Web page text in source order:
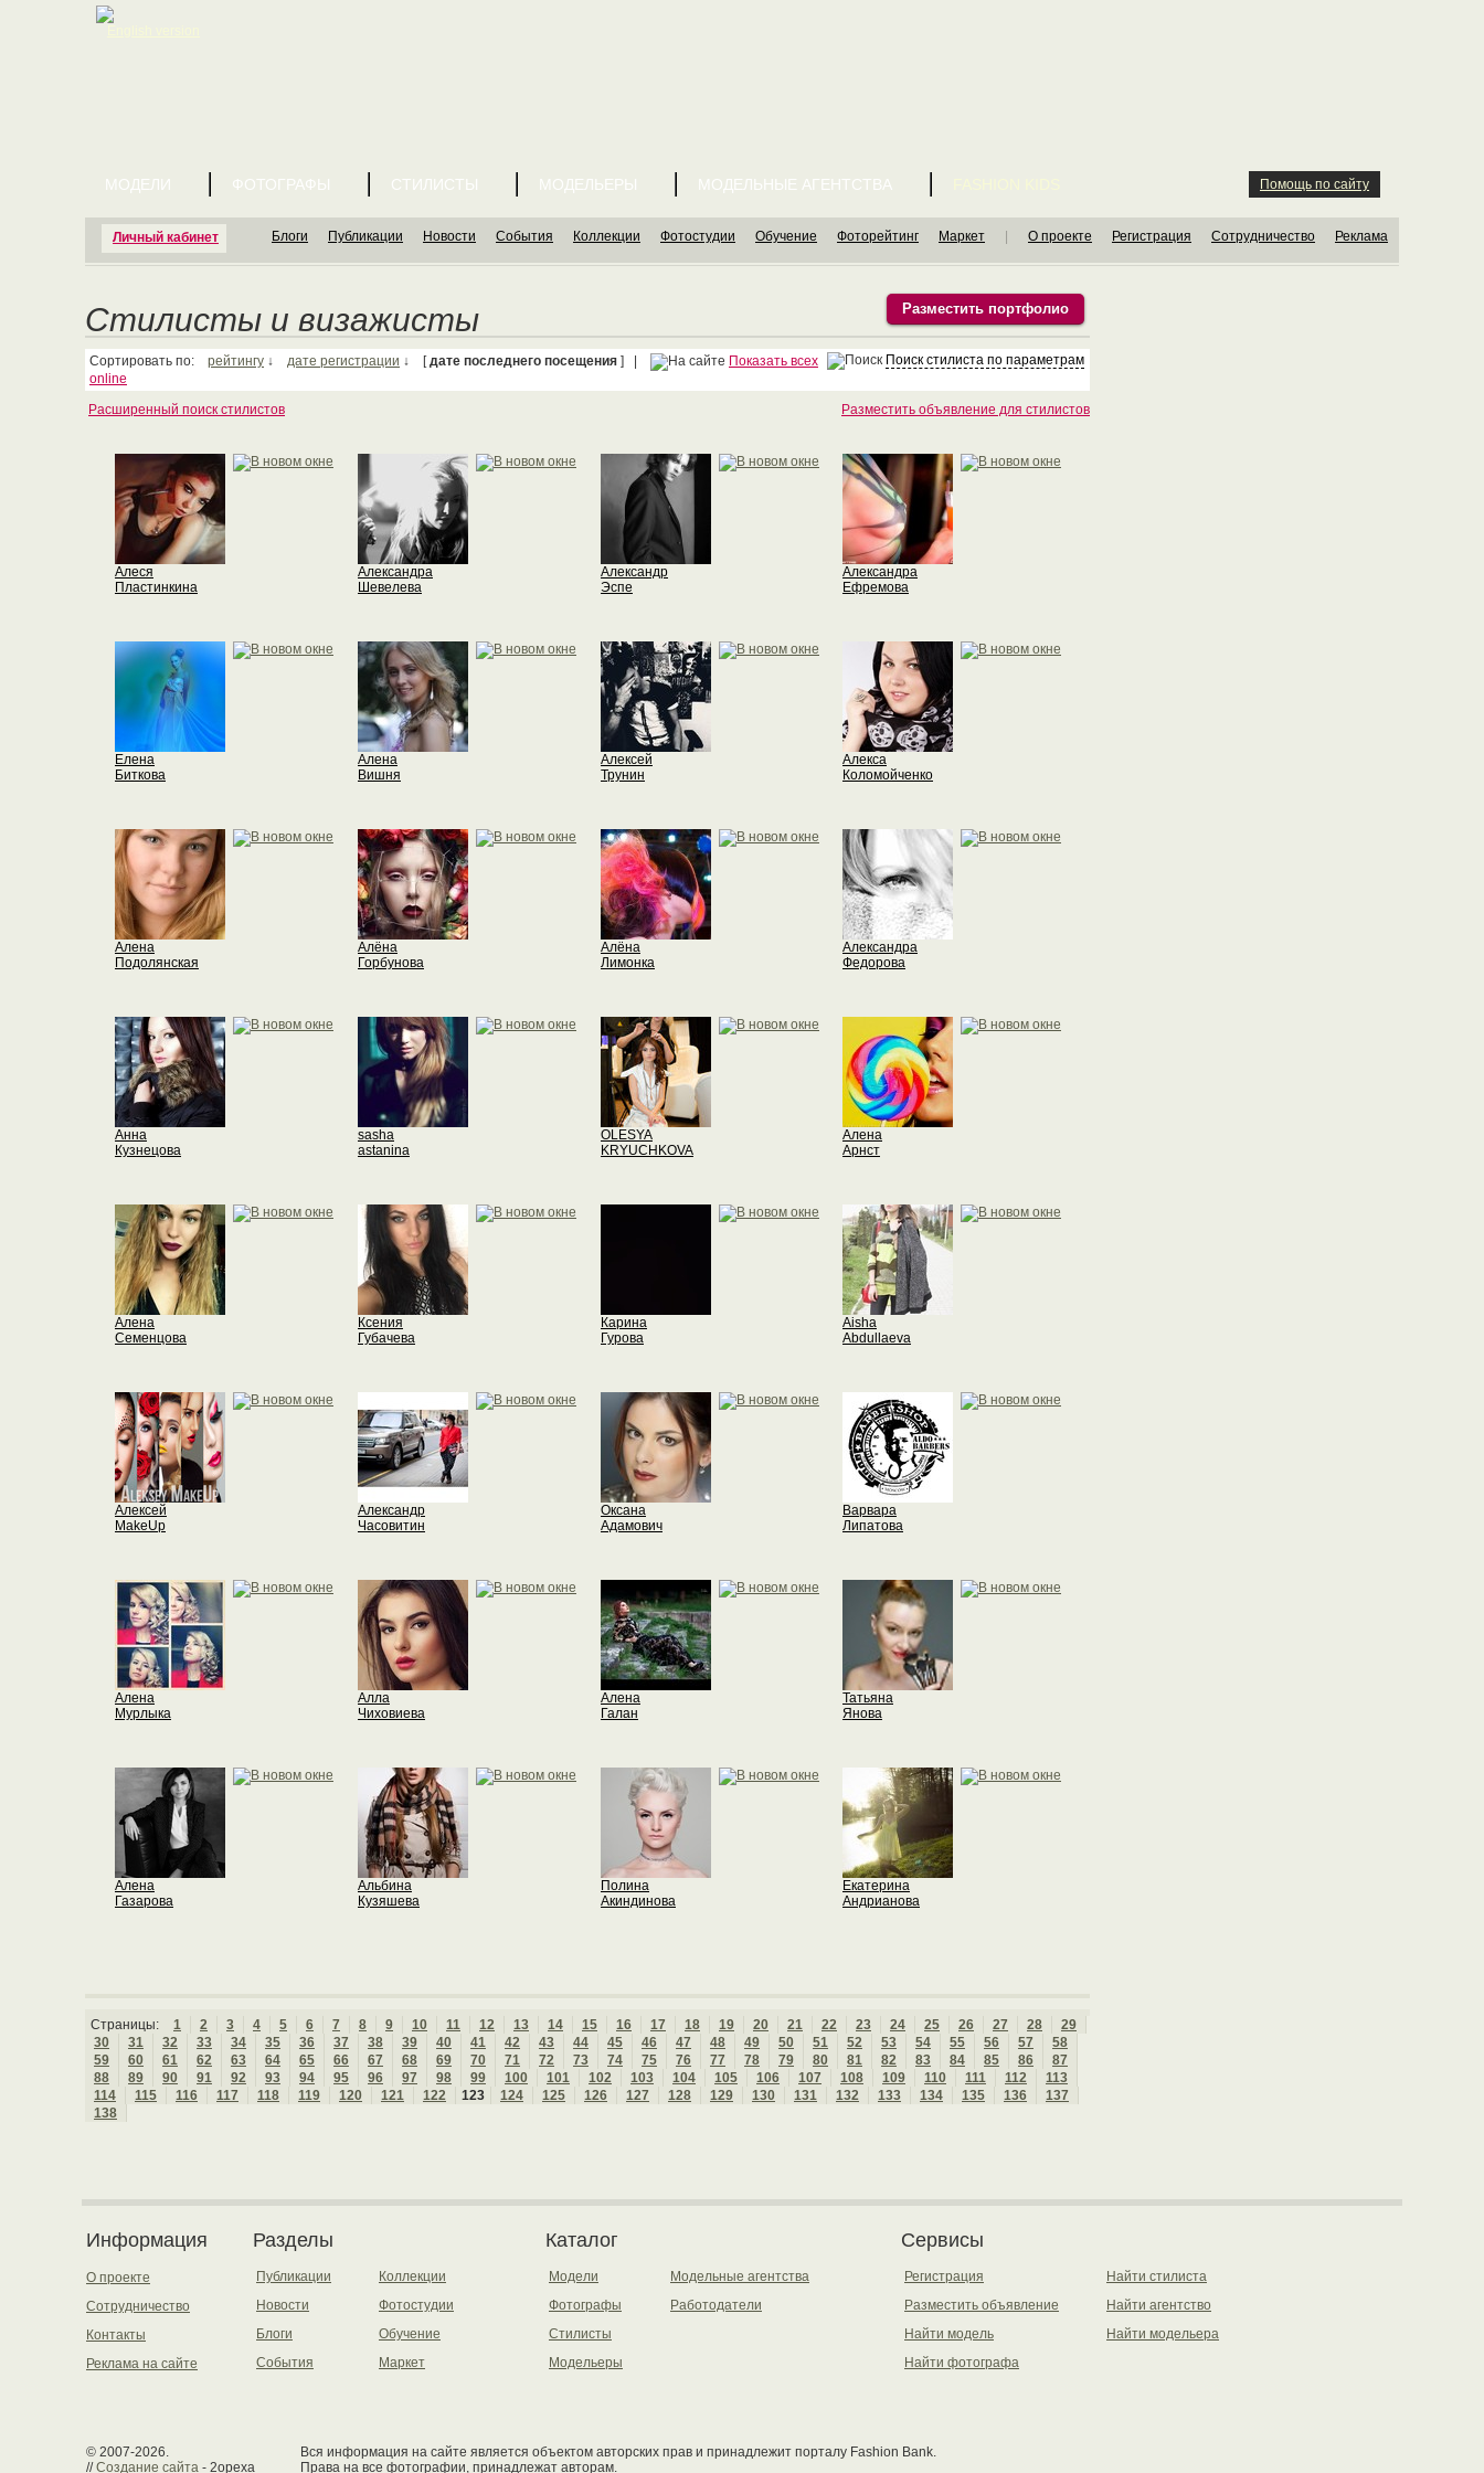
Личный кабинет
МОДЕЛИ ФОТОГРАФЫ СТИЛИСТЫ МОДЕЛЬЕРЫ МОДЕЛЬНЫЕ АГЕНТСТВА Помощь по сайту
Блоги Публикации Новости События Коллекции Фотостудии Обучение Фоторейтинг Маркет О проекте Регистрация Сотрудничество Реклама
Стилисты и визажисты Разместить портфолио
Поиск стилиста по параметрам
Сортировать по: рейтингу ↓ дате регистрации ↓ [дате последнего посещения ] |
Показать всех
online
Разместить объявление для стилистов
Расширенный поиск стилистов
Алеся
Пластинкина
Александра
Шевелева
Александр
Эспе
Александра
Ефремова
Елена
Биткова
Алена
Вишня
Алексей
Трунин
Алекса
Коломойченко
Алена
Подолянская
Алёна
Горбунова
Алёна
Лимонка
Александра
Федорова
Анна
Кузнецова
sasha
astanina
OLESYA
KRYUCHKOVA
Алена
Арнст
Алена
Семенцова
Ксения
Губачева
Карина
Гурова
Aisha
Abdullaeva
Алексей
MakeUp
Александр
Часовитин
Оксана
Адамович
Варвара
Липатова
Алена
Мурлыка
Алла
Чиховиева
Алена
Галан
Татьяна
Янова
Алена
Газарова
Альбина
Кузяшева
Полина
Акиндинова
Екатерина
Андрианова
Страницы: 1 2 3 4 5 6 7 8 9 10 11 12 13 14 15 16 17 18 19 20 21 22 23 24 25 26 27 28
29
30
31 32 33 34 35 36 37 38 39 40 41 42 43 44 45 46 47 48 49 50 51 52 53 54 55 56 57
58
59
60 61 62 63 64 65 66 67 68 69 70 71 72 73 74 75 76 77 78 79 80 81 82 83 84 85 86
87
88
89 90 91 92 93 94 95 96 97 98 99 100 101 102 103 104 105 106 107 108 109 110 111 112
113
114
115 116 117 118 119 120 121 122 123 124 125 126 127 128 129 130 131 132 133 134 135 136
137
138
Информация
О проекте
Сотрудничество
Контакты
Реклама на сайте
Разделы
Публикации
Новости
Блоги
События
Коллекции
Фотостудии
Обучение
Маркет
Каталог
Модели
Фотографы
Стилисты
Модельеры
Модельные агентства
Работодатели
Сервисы
Регистрация
Разместить объявление
Найти модель
Найти фотографа
Найти стилиста
Найти агентство
Найти модельера
© 2007-2026.
//Создание сайта - 2opexa
Вся информация на сайте является объектом авторских прав и принадлежит порталу Fashion Bank.
Права на все фотографии, принадлежат авторам.